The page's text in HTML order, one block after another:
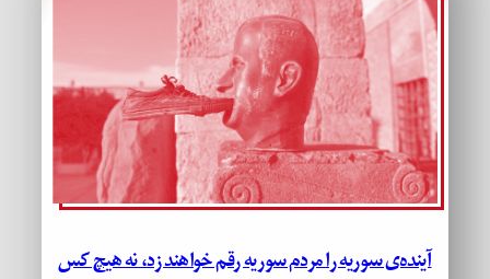
آینده‌ی سوریه را مردم سوریه رقم خواهند زد، نه هیچ کس